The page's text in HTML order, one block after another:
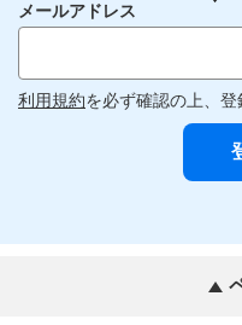
メールアドレス
利用規約を必ず確認の上、登